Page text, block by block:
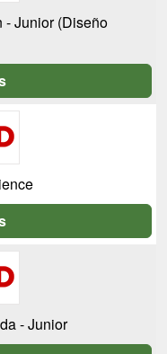
- Junior (Diseño
- Junior